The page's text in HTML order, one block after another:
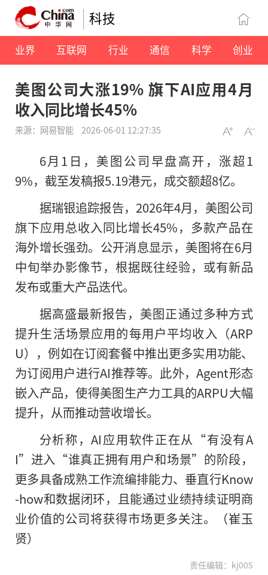
科技
业界 互联网 行业 通信 科学 创业
美图公司大涨19% 旗下AI应用4月
收入同比增长45%
来源：网易智能 2026-06-01 12:27:35
6月1日，美图公司早盘高开，涨超1
9%，截至发稿报5.19港元，成交额超8亿。
据瑞银追踪报告，2026年4月，美图公司
旗下应用总收入同比增长45%，多款产品在
海外增长强劲。公开消息显示，美图将在6月
中旬举办影像节，根据既往经验，或有新品
发布或重大产品迭代。
据高盛最新报告，美图正通过多种方式
提升生活场景应用的每用户平均收入（ARP
U），例如在订阅套餐中推出更多实用功能、
为订阅用户进行AI推荐等。此外，Agent形态
嵌入产品，使得美图生产力工具的ARPU大幅
提升，从而推动营收增长。
分析称，AI应用软件正在从“有没有A
I”进入“谁真正拥有用户和场景”的阶段，
更多具备成熟工作流编排能力、垂直行Know
-how和数据闭环，且能通过业绩持续证明商
业价值的公司将获得市场更多关注。（崔玉
贤）
责任编辑：kj005